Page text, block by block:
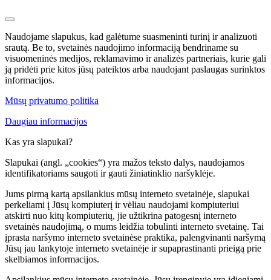
Naudojame slapukus, kad galėtume suasmeninti turinį ir analizuoti
srautą. Be to, svetainės naudojimo informaciją bendriname su
visuomeninės medijos, reklamavimo ir analizės partneriais, kurie gali
ją pridėti prie kitos jūsų pateiktos arba naudojant paslaugas surinktos
informacijos.
Mūsų privatumo politika
Daugiau informacijos
Kas yra slapukai?
Slapukai (angl. „cookies“) yra mažos teksto dalys, naudojamos
identifikatoriams saugoti ir gauti žiniatinklio naršyklėje.
Jums pirmą kartą apsilankius mūsų interneto svetainėje, slapukai
perkeliami į Jūsų kompiuterį ir vėliau naudojami kompiuteriui
atskirti nuo kitų kompiuterių, jie užtikrina patogesnį interneto
svetainės naudojimą, o mums leidžia tobulinti interneto svetainę. Tai
įprasta naršymo interneto svetainėse praktika, palengvinanti naršymą
Jūsų jau lankytoje interneto svetainėje ir supaprastinanti prieigą prie
skelbiamos informacijos.